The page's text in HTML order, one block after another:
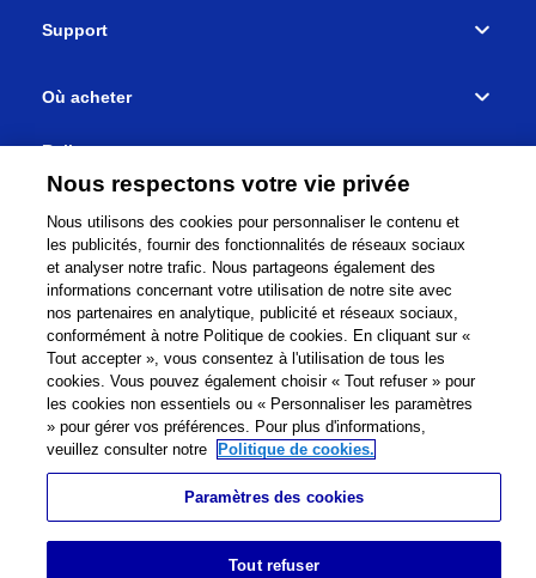
Support
Où acheter
Relier
Réseau mondial Termes et Conditions
Politique de confidentialité Plan du site
Site Mondial Contactez-nous Impressum
©1995-2026 Brother Internationale Industriemaschinen
GmbH All Rights Reserved.
Nous respectons votre vie privée
Nous utilisons des cookies pour personnaliser le contenu et
les publicités, fournir des fonctionnalités de réseaux sociaux
et analyser notre trafic. Nous partageons également des
informations concernant votre utilisation de notre site avec
nos partenaires en analytique, publicité et réseaux sociaux,
conformément à notre Politique de cookies. En cliquant sur «
Tout accepter », vous consentez à l'utilisation de tous les
cookies. Vous pouvez également choisir « Tout refuser » pour
les cookies non essentiels ou « Personnaliser les paramètres
» pour gérer vos préférences. Pour plus d'informations,
veuillez consulter notre
Politique de cookies.
Paramètres des cookies
Tout refuser